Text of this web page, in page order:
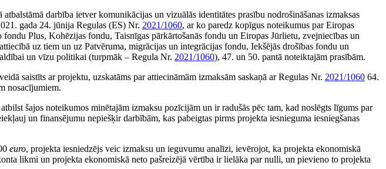
atbalstāmā darbība ietver komunikācijas un vizuālās identitātes prasību nodrošināšanas izmaksas
gada 24. jūnija Regulas (ES) Nr. 2021/1060, ar ko paredz kopīgus noteikumus par Eiropas
Plus, Kohēzijas fondu, Taisnīgas pārkārtošanās fondu un Eiropas Jūrlietu, zvejniecības un
uz tiem un uz Patvēruma, migrācijas un integrācijas fondu, Iekšējās drošības fondu un
un vīzu politikai (turpmāk – Regula Nr. 2021/1060), 47. un 50. pantā noteiktajām prasībām.
saistīts ar projektu, uzskatāms par attiecināmām izmaksām saskaņā ar Regulas Nr. 2021/1060 64.
nosacījumiem.
šajos noteikumos minētajām izmaksu pozīcijām un ir radušās pēc tam, kad noslēgts līgums par
un finansējumu nepiešķir darbībām, kas pabeigtas pirms projekta iesnieguma iesniegšanas
euro, projekta iesniedzējs veic izmaksu un ieguvumu analīzi, ievērojot, ka projekta ekonomiskā
likmi un projekta ekonomiskā neto pašreizējā vērtība ir lielāka par nulli, un pievieno to projekta